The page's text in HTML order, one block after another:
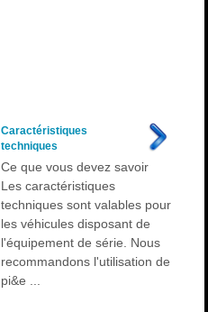
Caractéristiques
techniques
Ce que vous devez savoir
Les caractéristiques
techniques sont valables pour
les véhicules disposant de
l'équipement de série. Nous
recommandons l'utilisation de
pi&e ...